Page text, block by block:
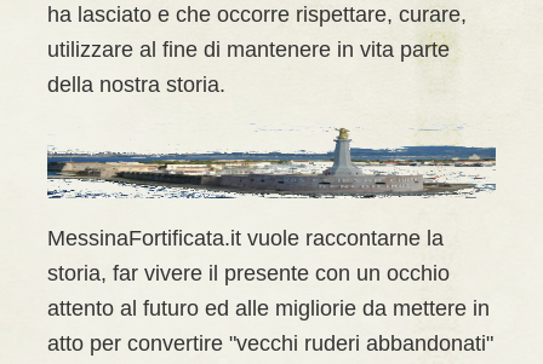
ha lasciato e che occorre rispettare, curare,
utilizzare al fine di mantenere in vita parte
della nostra storia.
MessinaFortificata.it vuole raccontarne la
storia, far vivere il presente con un occhio
attento al futuro ed alle migliorie da mettere in
atto per convertire "vecchi ruderi abbandonati"